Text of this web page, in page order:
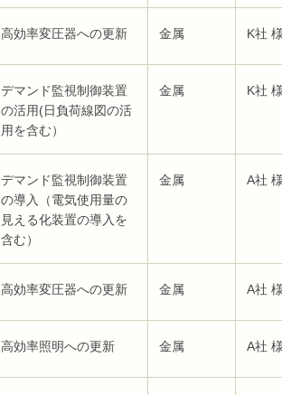
高効率変圧器への更新 金属 K社
デマンド監視制御装置
の活用(日負荷線図の活
用を含む）
金属 K社
デマンド監視制御装置
の導入（電気使用量の
見える化装置の導入を
含む）
金属 A社
高効率変圧器への更新 金属 A社
高効率照明への更新 金属 A社